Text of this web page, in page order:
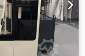
DMG Ultrasonic
További részletekért
H Ea Nsgnjrf •
HSK-